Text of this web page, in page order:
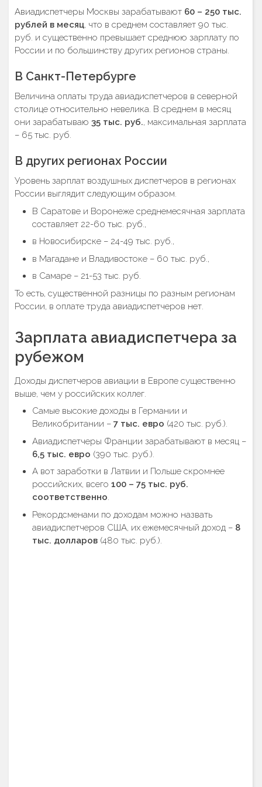
Авиадиспетчеры Москвы зарабатывают 60 – 250 тыс.
рублей в месяц, что в среднем составляет 90 тыс.
руб. и существенно превышает среднюю зарплату по
России и по большинству других регионов страны.
В Санкт-Петербурге
Величина оплаты труда авиадиспетчеров в северной
столице относительно невелика. В среднем в месяц
они зарабатываю 35 тыс. руб., максимальная зарплата
– 65 тыс. руб.
В других регионах России
Уровень зарплат воздушных диспетчеров в регионах
России выглядит следующим образом.
В Саратове и Воронеже среднемесячная зарплата
составляет 22-60 тыс. руб.,
в Новосибирске – 24-49 тыс. руб.,
в Магадане и Владивостоке – 60 тыс. руб.,
в Самаре – 21-53 тыс. руб.
То есть, существенной разницы по разным регионам
России, в оплате труда авиадиспетчеров нет.
Зарплата авиадиспетчера за
рубежом
Доходы диспетчеров авиации в Европе существенно
выше, чем у российских коллег.
Самые высокие доходы в Германии и
Великобритании – 7 тыс. евро (420 тыс. руб.).
Авиадиспетчеры Франции зарабатывают в месяц –
6,5 тыс. евро (390 тыс. руб.).
А вот заработки в Латвии и Польше скромнее
российских, всего 100 – 75 тыс. руб.
соответственно.
Рекордсменами по доходам можно назвать
авиадиспетчеров США, их ежемесячный доход – 8
тыс. долларов (480 тыс. руб.).